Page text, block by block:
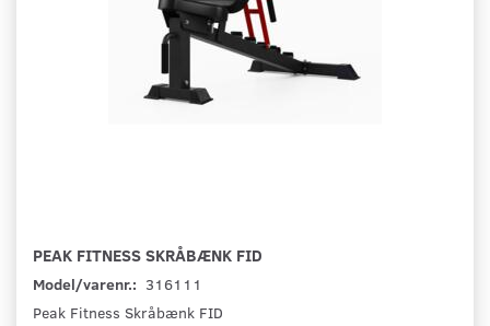
PEAK FITNESS SKRÅBÆNK FID
Model/varenr.: 316111
Peak Fitness Skråbænk FID